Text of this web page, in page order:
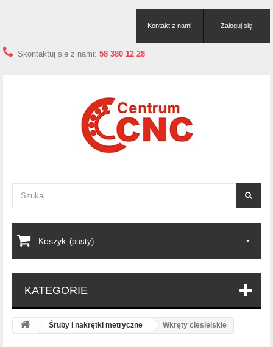
Zaloguj się
Kontakt z nami
Skontaktuj się z nami: 58 380 12 28
Koszyk (pusty)
KATEGORIE
Śruby i nakrętki metryczne Wkręty ciesielskie